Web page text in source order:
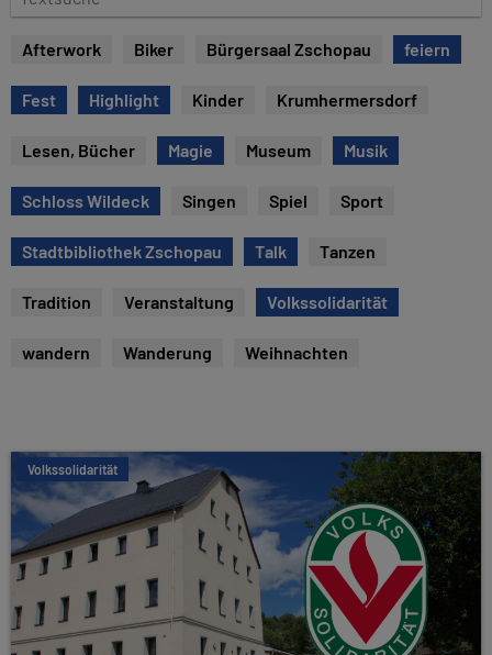
e
s
u
e
Afterwork Biker Bürgersaal Zschopau feiern
Fest Highlight Kinder Krumhermersdorf
Lesen, Bücher Magie Museum Musik
Schloss Wildeck Singen Spiel Sport
Stadtbibliothek Zschopau Talk Tanzen
Tradition Veranstaltung Volkssolidarität
wandern Wanderung Weihnachten
Volkssolidarität